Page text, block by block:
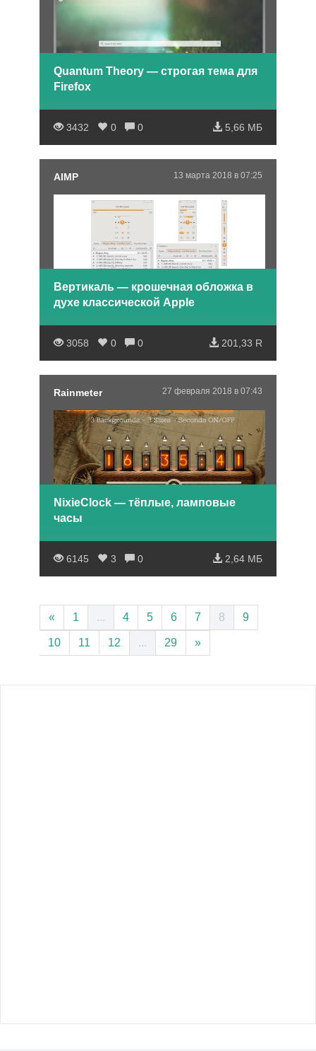
Quantum Theory — строгая тема для
Firefox
3432 0 0 5,66 МБ
AIMP 13 марта 2018 в 07:25
Вертикаль — крошечная обложка в
духе классической Apple
3058 0 0 201,33 R
Rainmeter 27 февраля 2018 в 07:43
NixieClock — тёплые, ламповые
часы
6145 3 0 2,64 МБ
« 1 ... 4 5 6 7 8 9
10 11 12 ... 29 »